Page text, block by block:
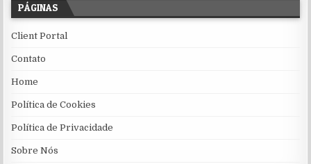
PÁGINAS
Client Portal
Contato
Home
Política de Cookies
Política de Privacidade
Sobre Nós